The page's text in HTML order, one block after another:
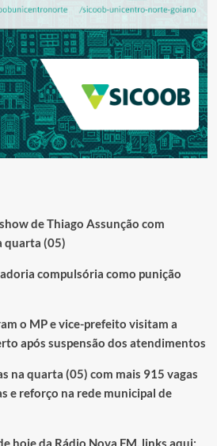
de Thiago Assunção com
quarta (05)
compulsória como punição
o MP e vice-prefeito visitam a
após suspensão dos atendimentos
na quarta (05) com mais 915 vagas
e reforço na rede municipal de
hoje da Rádio Nova FM, links aqui: